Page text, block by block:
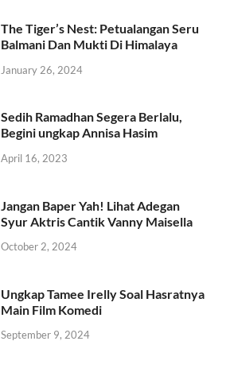
The Tiger’s Nest: Petualangan Seru
Balmani Dan Mukti Di Himalaya
January 26, 2024
Sedih Ramadhan Segera Berlalu,
Begini ungkap Annisa Hasim
April 16, 2023
Jangan Baper Yah! Lihat Adegan
Syur Aktris Cantik Vanny Maisella
October 2, 2024
Ungkap Tamee Irelly Soal Hasratnya
Main Film Komedi
September 9, 2024